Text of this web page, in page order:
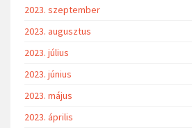
2023. szeptember
2023. augusztus
2023. július
2023. június
2023. május
2023. április